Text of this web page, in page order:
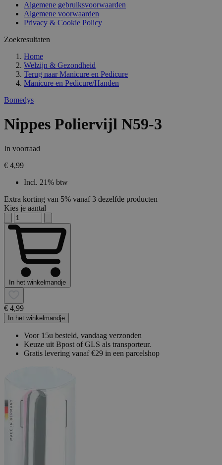
Algemene gebruiksvoorwaarden
Algemene voorwaarden
Privacy & Cookie Policy
Zoekresultaten
Home
Welzijn & Gezondheid
Terug naar Manicure en Pedicure
Manicure en Pedicure/Handen
Bomedys
Nippes Poliervijl N59-3
In voorraad
€ 4,99
Incl. 21% btw
Extra korting van 5% vanaf 3 dezelfde producten
Kies je aantal
In het winkelmandje
€ 4,99
In het winkelmandje
Voor 15u besteld, vandaag verzonden
Keuze uit Bpost of GLS als transporteur.
Gratis levering vanaf €29 in een parcelshop